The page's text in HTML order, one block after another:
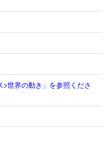
世界の動き」を参照くださ